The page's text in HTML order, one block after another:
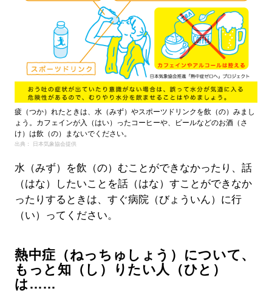
疲（つか）れたときは、水（みず）やスポーツドリンクを飲（の）みまし
ょう。カフェインが入（はい）ったコーヒーや、ビールなどのお酒（さ
け）は飲（の）まないでください。
出典： 日本気象協会提供
水（みず）を飲（の）むことができなかったり、話
（はな）したいことを話（はな）すことができなか
ったりするときは、すぐ病院（びょういん）に行
（い）ってください。
熱中症（ねっちゅしょう）について、
もっと知（し）りたい人（ひと）
は……